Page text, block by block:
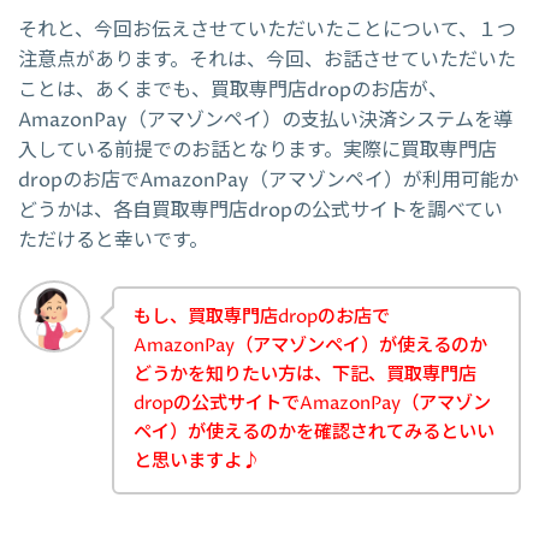
それと、今回お伝えさせていただいたことについて、１つ
注意点があります。それは、今回、お話させていただいた
ことは、あくまでも、買取専門店dropのお店が、
AmazonPay（アマゾンペイ）の支払い決済システムを導
入している前提でのお話となります。実際に買取専門店
dropのお店でAmazonPay（アマゾンペイ）が利用可能か
どうかは、各自買取専門店dropの公式サイトを調べてい
ただけると幸いです。
もし、買取専門店dropのお店で
AmazonPay（アマゾンペイ）が使えるのか
どうかを知りたい方は、下記、買取専門店
dropの公式サイトでAmazonPay（アマゾン
ペイ）が使えるのかを確認されてみるといい
と思いますよ♪